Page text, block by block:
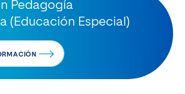
Pedagogía
(Educación Especial)